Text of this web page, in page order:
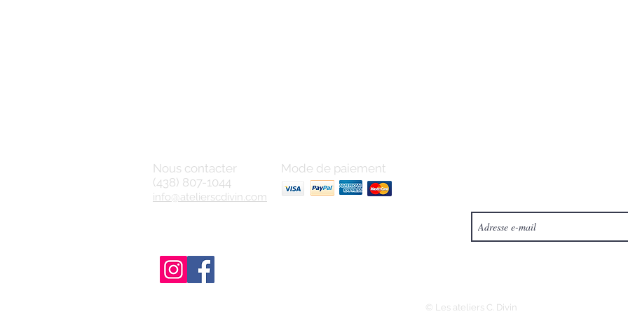
Nous contacter
(438) 807-1044
info@atelierscdivin.com
Mode de paiement
© Les ateliers C. Divin